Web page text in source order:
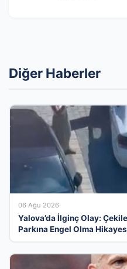
Diğer Haberler
06 Ağu 2026
Yalova’da İlginç Olay:
Parkına Engel Olma